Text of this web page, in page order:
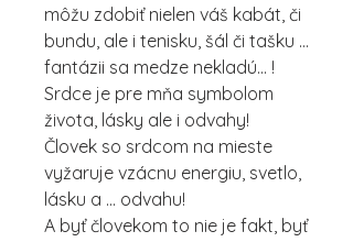
môžu zdobiť nielen váš kabát, či
bundu, ale i tenisku, šál či tašku ...
fantázii sa medze nekladú... !
Srdce je pre mňa symbolom
života, lásky ale i odvahy!
Človek so srdcom na mieste
vyžaruje vzácnu energiu, svetlo,
lásku a ... odvahu!
A byť človekom to nie je fakt, byť